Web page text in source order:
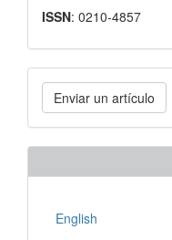
ISSN: 0210-4857
Enviar
un
artículo
Enviar un artículo
English